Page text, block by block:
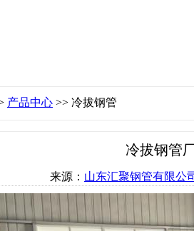
产品中心 >> 冷拔钢管
冷拔钢管
来源： 山东汇聚钢管有限公